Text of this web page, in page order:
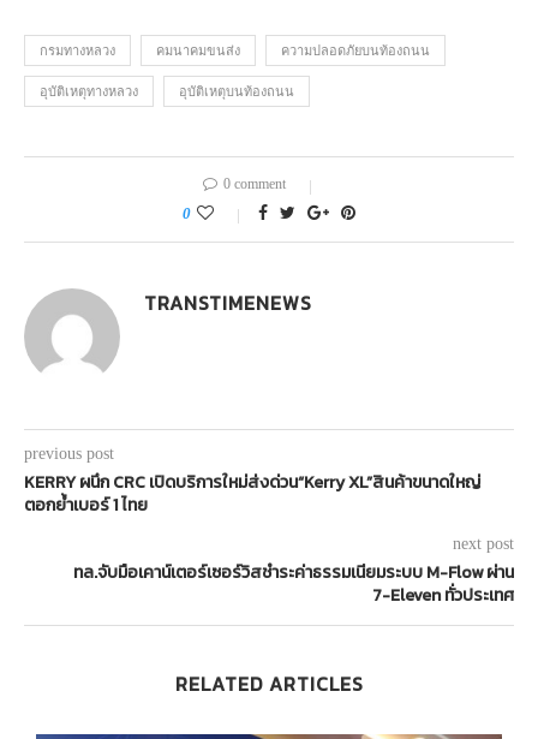
กรมทางหลวง คมนาคมขนส่ง ความปลอดภัยบนท้องถนน
อุบัติเหตุทางหลวง อุบัติเหตุบนท้องถนน
0 comment
0
TRANSTIMENEWS
previous post
KERRY ผนึก CRC เปิดบริการใหม่ส่งด่วน“Kerry XL”สินค้าขนาดใหญ่
ตอกย้ำเบอร์ 1 ไทย
next post
ทล.จับมือเคาน์เตอร์เซอร์วิสชำระค่าธรรมเนียมระบบ M-Flow ผ่าน
7-Eleven ทั่วประเทศ
RELATED ARTICLES